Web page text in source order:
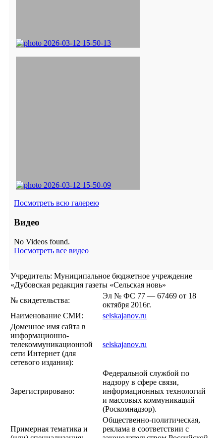
Посмотреть всю галерею
Видео
No Videos found.
Посмотреть все видео
Учредитель: Муниципальное бюджетное учреждение
«Дубовская редакция газеты «Сельская новь»
№ свидетельства:
Эл № ФС 77 — 67469 от 18
октября 2016г.
Наименование СМИ:
selskajanov.ru
Доменное имя сайта в
информационно-
телекоммуникационной
сети Интернет (для
сетевого издания):
selskajanov.ru
Зарегистрировано:
Федеральной службой по
надзору в сфере связи,
информационных технологий
и массовых коммуникаций
(Роскомнадзор).
Примерная тематика и
Общественно-политическая,
реклама в соответствии с